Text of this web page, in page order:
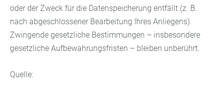
oder der Zweck für die Datenspeicherung entfällt (z. B.
nach abgeschlossener Bearbeitung Ihres Anliegens).
Zwingende gesetzliche Bestimmungen – insbesondere
gesetzliche Aufbewahrungsfristen – bleiben unberührt.
Quelle: